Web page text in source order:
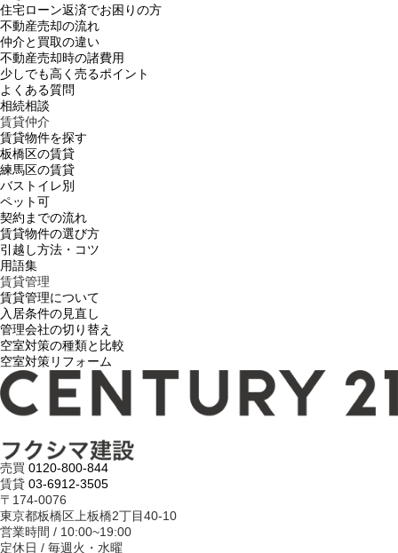
住宅ローン返済でお困りの方
不動産売却の流れ
仲介と買取の違い
不動産売却時の諸費用
少しでも高く売るポイント
よくある質問
相続相談
賃貸仲介
賃貸物件を探す
板橋区の賃貸
練馬区の賃貸
バストイレ別
ペット可
契約までの流れ
賃貸物件の選び方
引越し方法・コツ
用語集
賃貸管理
賃貸管理について
入居条件の見直し
管理会社の切り替え
空室対策の種類と比較
空室対策リフォーム
売買 0120-800-844
賃貸 03-6912-3505
〒174-0076
東京都板橋区上板橋2丁目40-10
営業時間 / 10:00~19:00
定休日 / 毎週火・水曜